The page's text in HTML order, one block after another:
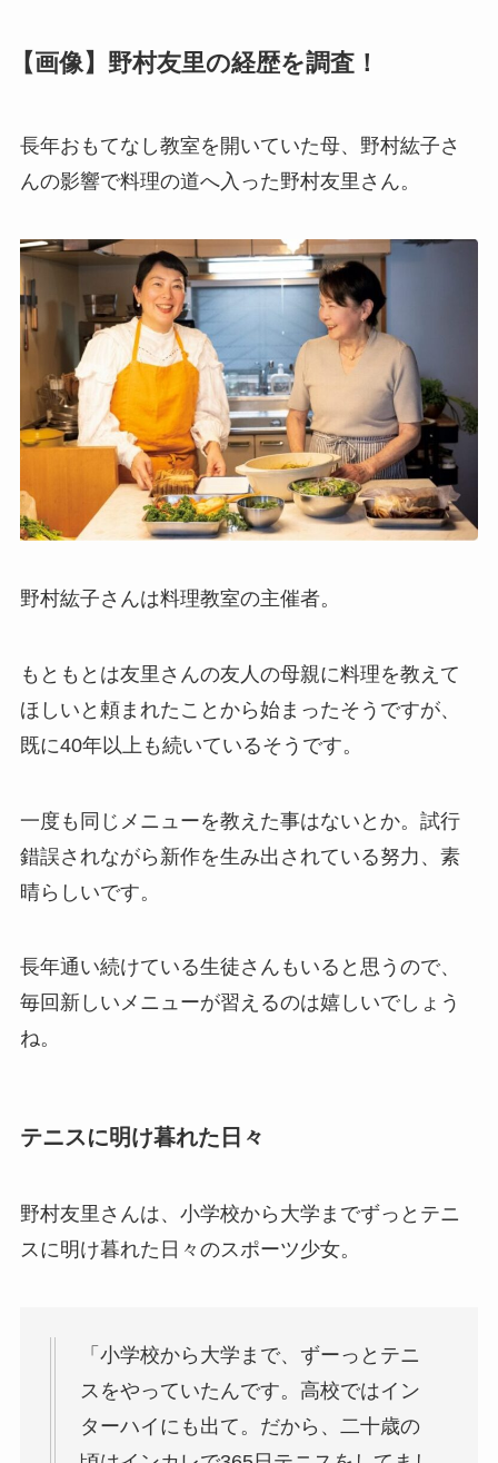
【画像】野村友里の経歴を調査！
長年おもてなし教室を開いていた母、野村紘子さ
んの影響で料理の道へ入った野村友里さん。
野村紘子さんは料理教室の主催者。
もともとは友里さんの友人の母親に料理を教えて
ほしいと頼まれたことから始まったそうですが、
既に40年以上も続いているそうです。
一度も同じメニューを教えた事はないとか。試行
錯誤されながら新作を生み出されている努力、素
晴らしいです。
長年通い続けている生徒さんもいると思うので、
毎回新しいメニューが習えるのは嬉しいでしょう
ね。
テニスに明け暮れた日々
野村友里さんは、小学校から大学までずっとテニ
スに明け暮れた日々のスポーツ少女。
「小学校から大学まで、ずーっとテニ
スをやっていたんです。高校ではイン
ターハイにも出て。だから、二十歳の